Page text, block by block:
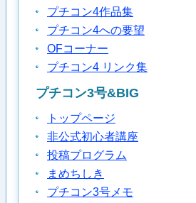
プチコン4作品集
プチコン4への要望
OFコーナー
プチコン4 リンク集
プチコン3号&BIG
トップページ
非公式初心者講座
投稿プログラム
まめちしき
プチコン3号メモ